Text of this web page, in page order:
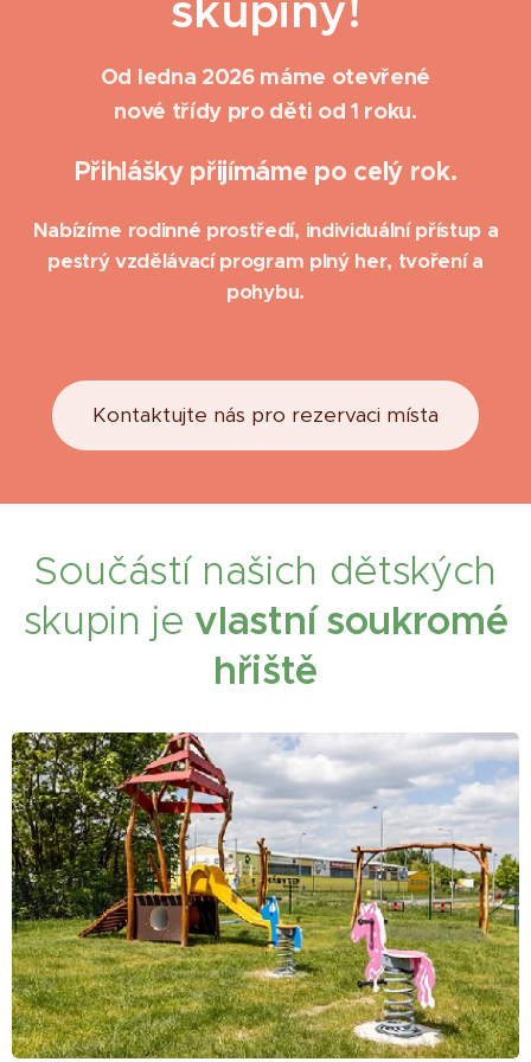
Od ledna 2026 máme otevřené
nové třídy pro děti od 1 roku.
Přihlášky přijímáme po celý rok.
Nabízíme rodinné prostředí, individuální přístup a
pestrý vzdělávací program plný her, tvoření a
pohybu.
Kontaktujte nás pro rezervaci místa
Součástí našich dětských
skupin je vlastní soukromé
hřiště